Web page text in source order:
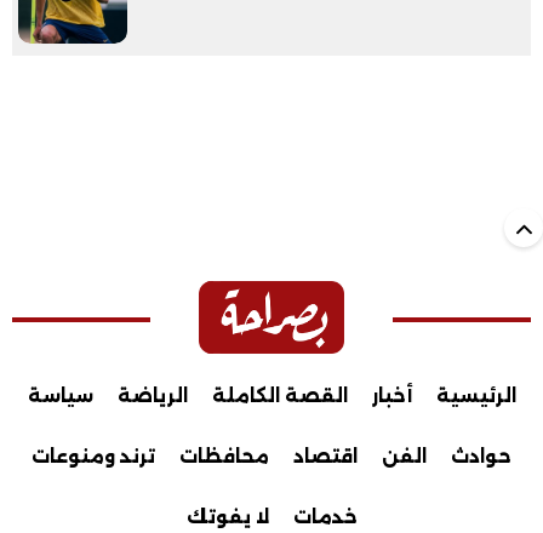
الرئيسية أخبار القصة الكاملة الرياضة سياسة
حوادث الفن اقتصاد محافظات ترند ومنوعات
خدمات لا يفوتك